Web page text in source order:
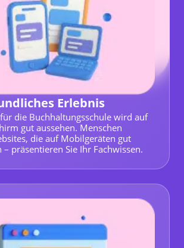
Erlebnis
die Buchhaltungsschule wird auf
gut aussehen. Menschen
die auf Mobilgeräten gut
präsentieren Sie Ihr Fachwissen.